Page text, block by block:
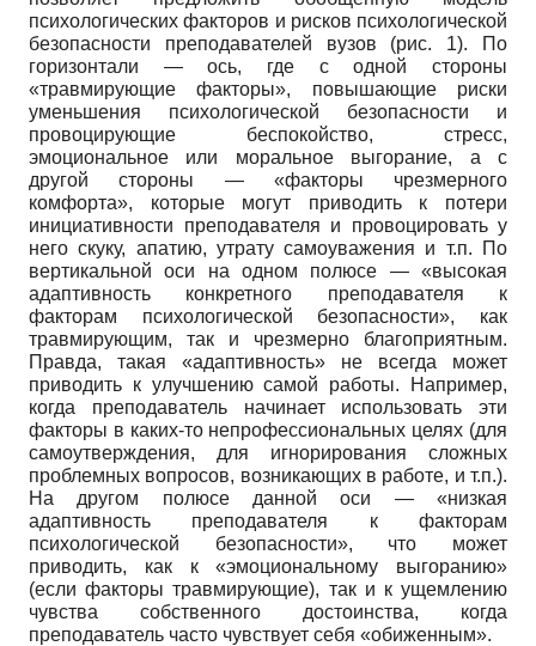
психологических факторов и рисков психологической
безопасности преподавателей вузов (рис. 1). По
горизонтали — ось, где с одной стороны
«травмирующие факторы», повышающие риски
уменьшения психологической безопасности и
провоцирующие беспокойство, стресс,
эмоциональное или моральное выгорание, а с
другой стороны — «факторы чрезмерного
комфорта», которые могут приводить к потери
инициативности преподавателя и провоцировать у
него скуку, апатию, утрату самоуважения и т.п. По
вертикальной оси на одном полюсе — «высокая
адаптивность конкретного преподавателя к
факторам психологической безопасности», как
травмирующим, так и чрезмерно благоприятным.
Правда, такая «адаптивность» не всегда может
приводить к улучшению самой работы. Например,
когда преподаватель начинает использовать эти
факторы в каких-то непрофессиональных целях (для
самоутверждения, для игнорирования сложных
проблемных вопросов, возникающих в работе, и т.п.).
На другом полюсе данной оси — «низкая
адаптивность преподавателя к факторам
психологической безопасности», что может
приводить, как к «эмоциональному выгоранию»
(если факторы травмирующие), так и к ущемлению
чувства собственного достоинства, когда
преподаватель часто чувствует себя «обиженным».